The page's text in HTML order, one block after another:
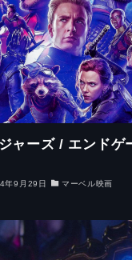
ャーズ / エンドゲ
年9月29日 マーベル映画